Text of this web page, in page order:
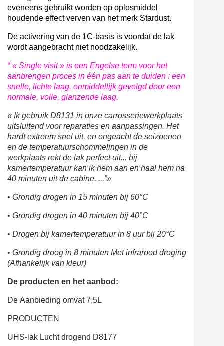
eveneens gebruikt worden op oplosmiddel
houdende effect verven van het merk Stardust.
De activering van de 1C-basis is voordat de lak
wordt aangebracht niet noodzakelijk.
* « Single visit » is een Engelse term voor het
aanbrengen proces in één pas aan te duiden : een
snelle, lichte laag, onmiddellijk gevolgd door een
normale, volle, glanzende laag.
« Ik gebruik D8131 in onze carrosseriewerkplaats
uitsluitend voor reparaties en aanpassingen. Het
hardt extreem snel uit, en ongeacht de seizoenen
en de temperatuurschommelingen in de
werkplaats rekt de lak perfect uit... bij
kamertemperatuur kan ik hem aan en haal hem na
40 minuten uit de cabine. ...”»
• Grondig drogen in 15 minuten bij 60°C
• Grondig drogen in 40 minuten bij 40°C
• Drogen bij kamertemperatuur in 8 uur bij 20°C
• Grondig droog in 8 minuten Met infrarood droging
(Afhankelijk van kleur)
De producten en het aanbod:
De Aanbieding omvat 7,5L
PRODUCTEN
UHS-lak Lucht drogend D8177